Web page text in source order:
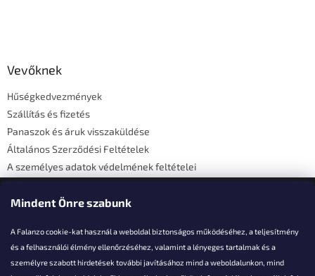
Mindent Önre szabunk
A Falanzo cookie-kat használ a weboldal biztonságos működéséhez, a teljesítmény
és a felhasználói élmény ellenőrzéséhez, valamint a lényeges tartalmak és a
személyre szabott hirdetések további javításához mind a weboldalunkon, mind
Vevőknek
Hűségkedvezmények
Szállítás és fizetés
Panaszok és áruk visszaküldése
Általános Szerződési Feltételek
A személyes adatok védelmének feltételei
Elérhetőségi adatok
Akarsz kérdezni valamit?